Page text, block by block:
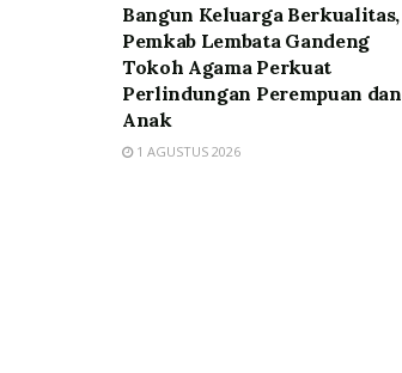
Bangun Keluarga Berkualitas,
Pemkab Lembata Gandeng
Tokoh Agama Perkuat
Perlindungan Perempuan dan
Anak
1 AGUSTUS 2026